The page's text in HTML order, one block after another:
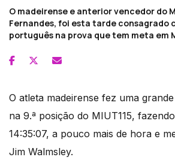
O madeirense e anterior vencedor do
Fernandes, foi esta tarde consagrado
português na prova que tem meta em
O atleta madeirense fez uma
na 9.ª posição do MIUT115,
14:35:07, a pouco mais de hora e
Jim Walmsley.